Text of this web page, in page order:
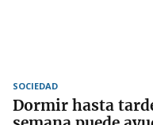
SOCIEDAD
Dormir hasta